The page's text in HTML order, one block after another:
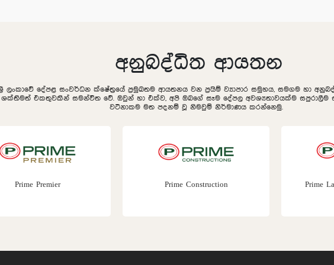
අනුබද්ධිත ආයතන
ලංකාවේ දේපළ සංවර්ධන ක්ෂේත්‍රයේ ප්‍රමුඛතම ආයතනය වන ප්‍රයිම් ව්‍යාපාර සමුහය, සමගම හා
ශක්තිමත් එකතුවකින් සමන්විත වේ. ඔවුන් හා එක්ව, අපි ඔබගේ සෑම දේපල අවශ්‍යතාවයක්ම සපුරාලීම
වටිනාකම මත පදනම් වූ නිමවුම් නිර්මාණය කරන්නෙමු.
Prime Construction Prime Lands Residencies PLC